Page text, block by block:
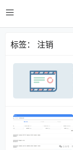
标签： 注销